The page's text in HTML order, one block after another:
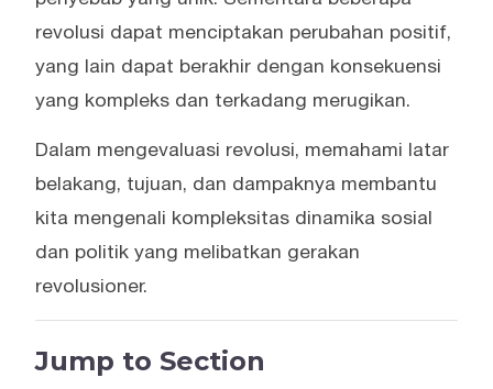
revolusi dapat menciptakan perubahan positif,
yang lain dapat berakhir dengan konsekuensi
yang kompleks dan terkadang merugikan.
Dalam mengevaluasi revolusi, memahami latar
belakang, tujuan, dan dampaknya membantu
kita mengenali kompleksitas dinamika sosial
dan politik yang melibatkan gerakan
revolusioner.
Jump to Section